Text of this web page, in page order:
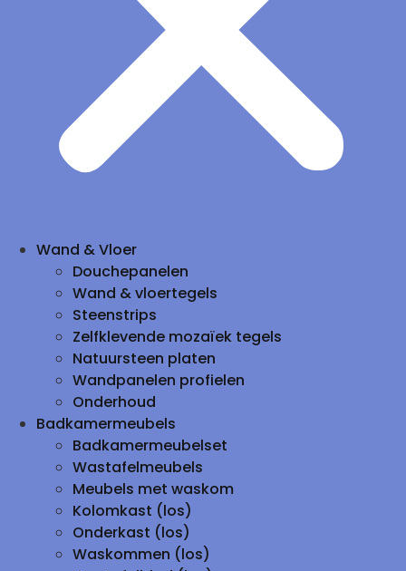
Wand & Vloer
Douchepanelen
Wand & vloertegels
Steenstrips
Zelfklevende mozaïek tegels
Natuursteen platen
Wandpanelen profielen
Onderhoud
Badkamermeubels
Badkamermeubelset
Wastafelmeubels
Meubels met waskom
Kolomkast (los)
Onderkast (los)
Waskommen (los)